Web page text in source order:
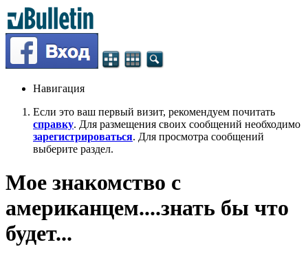
Навигация
Если это ваш первый визит, рекомендуем почитать
справку. Для размещения своих сообщений необходимо
зарегистрироваться. Для просмотра сообщений
выберите раздел.
Мое знакомство с
американцем....знать бы что
будет...